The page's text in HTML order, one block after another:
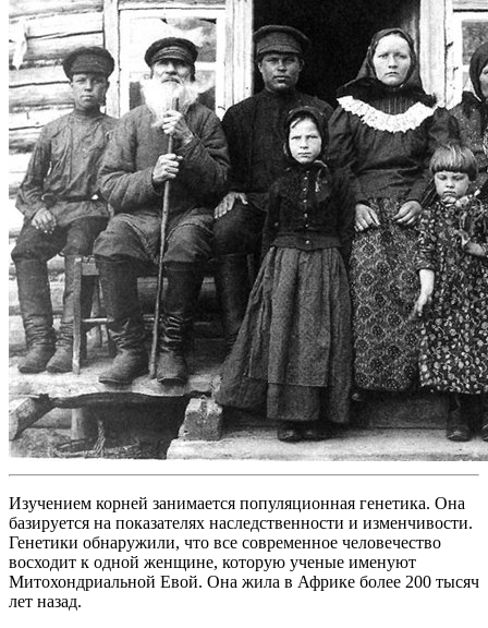
Изучением корней занимается популяционная генетика. Она
базируется на показателях наследственности и изменчивости.
Генетики обнаружили, что все современное человечество
восходит к одной женщине, которую ученые именуют
Митохондриальной Евой. Она жила в Африке более 200 тысяч
лет назад.